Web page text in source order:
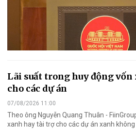
Lãi suất trong huy động
cho các dự án
07/08/2026 11:00
Theo ông Nguyễn Quang Thuân -
xanh hay tài trợ cho các dự án xanh